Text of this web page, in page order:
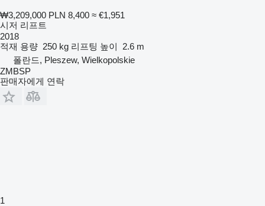
₩3,209,000 PLN 8,400 ≈ €1,951
시저 리프트
2018
적재 용량 250 kg 리프팅 높이
2.6 m
폴란드, Pleszew, Wielkopolskie
ZMBSP
판매자에게 연락
1